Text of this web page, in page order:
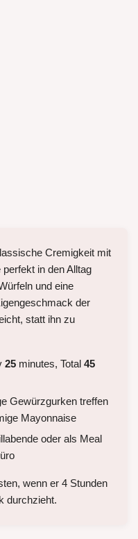
Cremigkeit mit
in den Alltag
und eine
der
statt ihn zu
25 minutes, Total 45
Gewürzgurken treffen
Mayonnaise
oder als Meal
wenn er 4 Stunden
durchzieht.